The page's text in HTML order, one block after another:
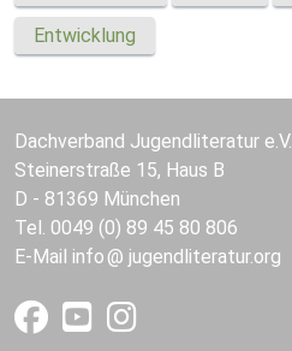
Entwicklung
Dachverband Jugendliteratur e.V.
Steinerstraße 15, Haus B
D - 81369 München
Tel. 0049 (0) 89 45 80 806
E-Mail info jugendliteratur.org